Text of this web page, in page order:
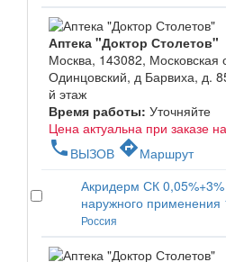
Аптека "Доктор Столетов"
Москва, 143082, Московская
Одинцовский, д Барвиха, д.
й этаж
Время работы: Уточняйте
Цена актуальна при заказе
phone ВЫЗОВ directionsМаршрут
Акридерм СК
наружного применения
Россия